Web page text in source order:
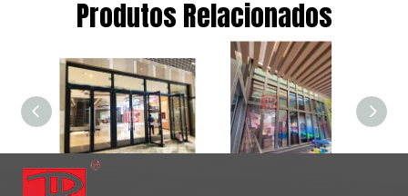
(GB15763. 1-2009) sobre vidro resistente ao fogo.
Nossos produtos estão em conformidade com GB
(padrão chinês), BS (padrão britânico), EN (padrão
europeu), AS (padrão australiano) e ASTM (padrão
americano). Todos os nossos relatórios e certificados de
testes de incêndio estão disponíveis mediante
solicitação. Além disso, os nossos produtos são
exportados para todas as partes do nosso país, Hong
Kong, Macau, Taiwan, Grã-Bretanha, França, Espanha e